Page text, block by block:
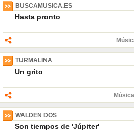
BUSCAMUSICA.ES
Hasta pronto
TURMALINA
Un grito
WALDEN DOS
Son tiempos de 'Júpiter'